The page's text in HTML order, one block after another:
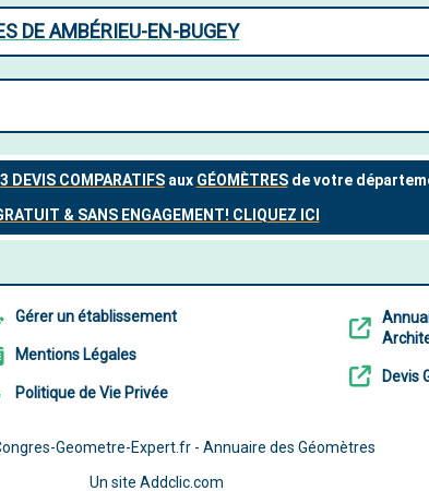
DE AMBÉRIEU-EN-BUGEY
Gérer un établissement
Mentions Légales
Politique de Vie Privée
Devis
Geometre-Expert.fr - Annuaire des Géomètres
Un site Addclic.com